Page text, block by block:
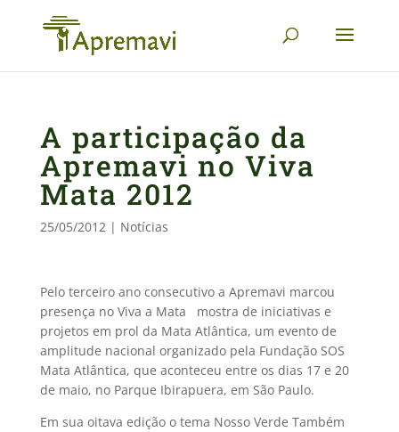
A participação da
Apremavi no Viva
Mata 2012
25/05/2012| Notícias
Pelo terceiro ano consecutivo a Apremavi marcou
presença no Viva a Mata  mostra de iniciativas e
projetos em prol da Mata Atlântica, um evento de
amplitude nacional organizado pela Fundação SOS
Mata Atlântica, que aconteceu entre os dias 17 e 20
de maio, no Parque Ibirapuera, em São Paulo.
Em sua oitava edição o tema Nosso Verde Também